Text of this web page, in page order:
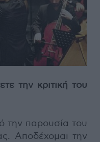
την κριτική του
την παρουσία του
Αποδέχομαι την